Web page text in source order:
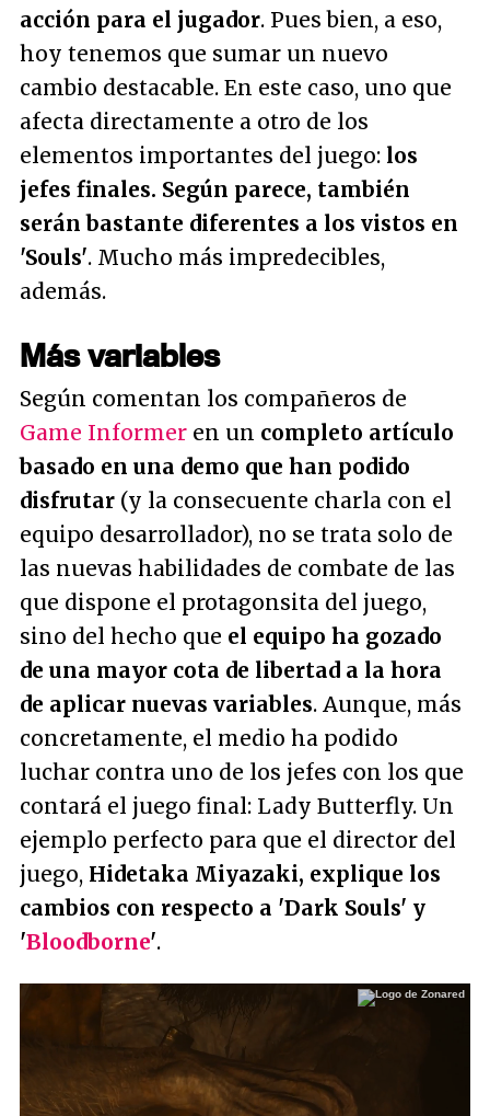
acción para el jugador. Pues bien, a eso,
hoy tenemos que sumar un nuevo
cambio destacable. En este caso, uno que
afecta directamente a otro de los
elementos importantes del juego: los
jefes finales. Según parece, también
serán bastante diferentes a los vistos en
'Souls'. Mucho más impredecibles,
además.
Más variables
Según comentan los compañeros de
Game Informer en un completo artículo
basado en una demo que han podido
disfrutar (y la consecuente charla con el
equipo desarrollador), no se trata solo de
las nuevas habilidades de combate de las
que dispone el protagonsita del juego,
sino del hecho que el equipo ha gozado
de una mayor cota de libertad a la hora
de aplicar nuevas variables. Aunque, más
concretamente, el medio ha podido
luchar contra uno de los jefes con los que
contará el juego final: Lady Butterfly. Un
ejemplo perfecto para que el director del
juego, Hidetaka Miyazaki, explique los
cambios con respecto a 'Dark Souls' y
'Bloodborne'.